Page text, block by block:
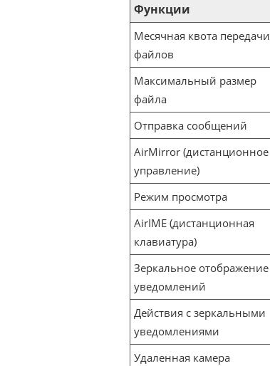
Функции
Месячная квота передачи
файлов
Максимальный размер
файла
Отправка сообщений
AirMirror (дистанционное
управление)
Режим просмотра
AirIME (дистанционная
клавиатура)
Зеркальное отображение
уведомлений
Действия с зеркальными
уведомлениями
Удаленная камера